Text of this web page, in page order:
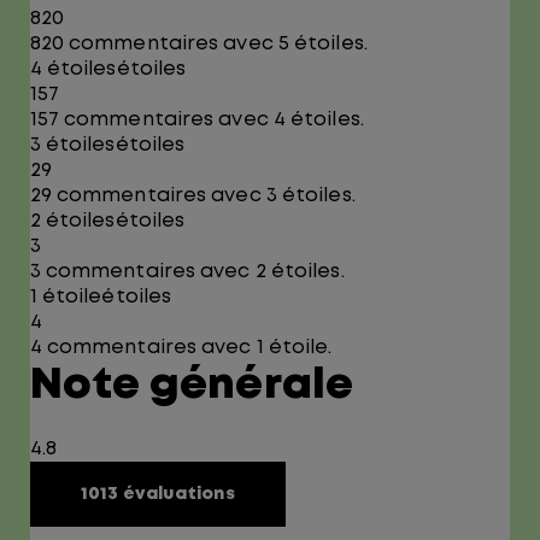
820
820 commentaires avec 5 étoiles.
4 étoiles étoiles
157
157 commentaires avec 4 étoiles.
3 étoiles étoiles
29
29 commentaires avec 3 étoiles.
2 étoiles étoiles
3
3 commentaires avec 2 étoiles.
1 étoileétoiles
4
4 commentaires avec 1 étoile.
Note générale
4.8
1013 évaluations